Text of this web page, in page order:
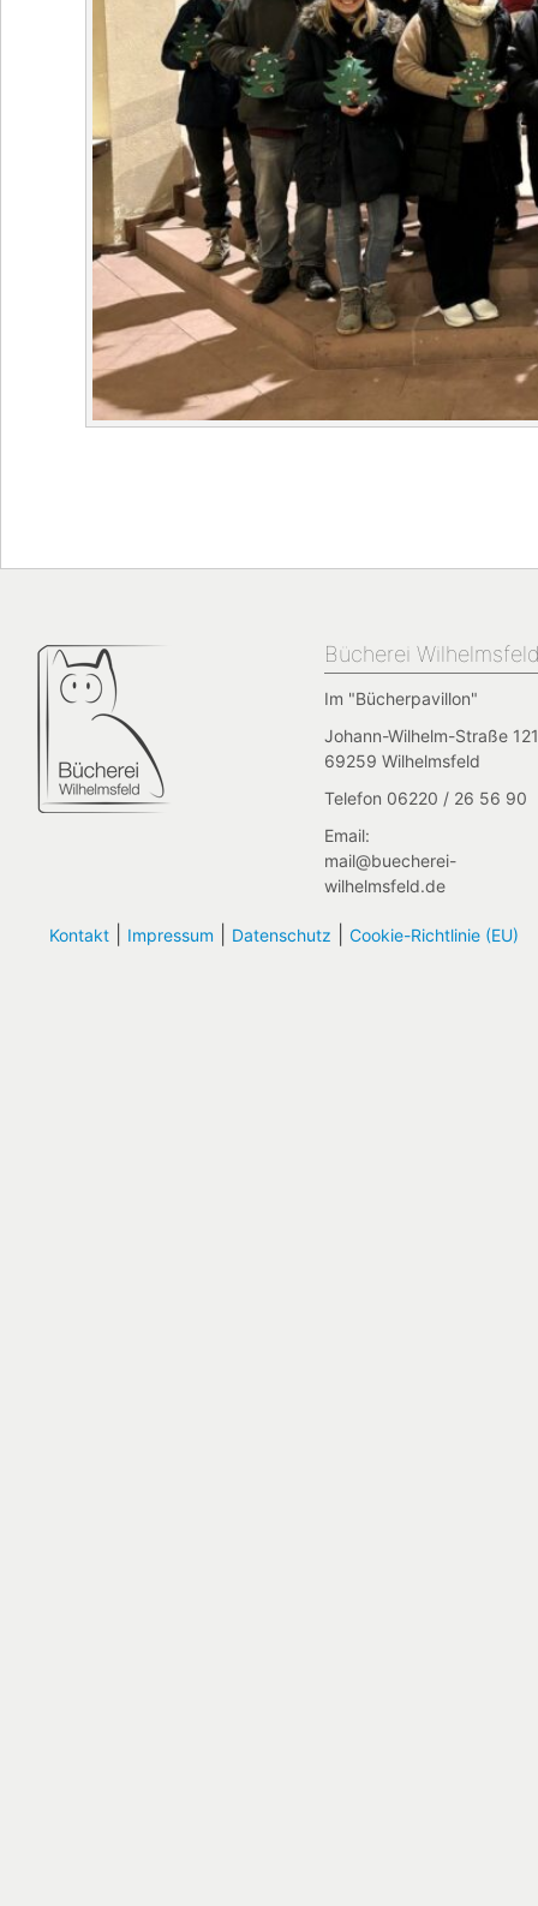
Bücherei
Im "Bücherpavillon"
Johann-Wilhelm-Straße
69259 Wilhelmsfeld
Telefon 06220 / 26 56 90
Email:
mail@buecherei-
wilhelmsfeld.de
Kontakt| Impressum Datenschutz Cookie-Richtlinie (EU)